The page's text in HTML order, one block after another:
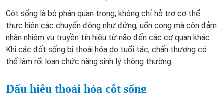
Cột sống là bộ phận quan trọng, không chỉ hỗ trợ cơ thể
thực hiện các chuyển động như đứng, uốn cong mà còn đảm
nhận nhiệm vụ truyền tín hiệu từ não đến các cơ quan khác.
Khi các đốt sống bị thoái hóa do tuổi tác, chấn thương có
thể làm rối loạn chức năng sinh lý thông thường.
Dấu hiệu thoái hóa cột sống